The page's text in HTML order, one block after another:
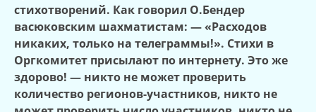
стихотворений. Как говорил О.Бендер
васюковским шахматистам: — «Расходов
никаких, только на телеграммы!». Стихи в
Оргкомитет присылают по интернету. Это же
здорово! — никто не может проверить
количество регионов-участников, никто не